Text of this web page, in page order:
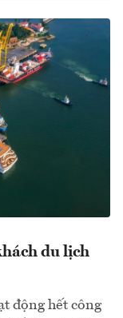
du lịch
động hết công